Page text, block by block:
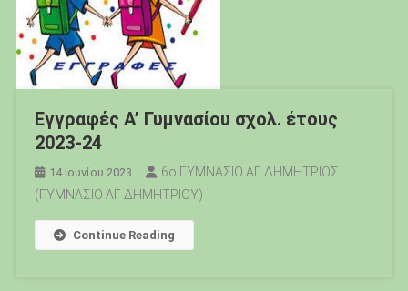
Εγγραφές Α’ Γυμνασίου σχολ. έτους
2023-24
14 Ιουνίου 2023
6ο ΓΥΜΝΑΣΙΟ ΑΓ ΔΗΜΗΤΡΙΟΣ
(ΓΥΜΝΑΣΙΟ ΑΓ ΔΗΜΗΤΡΙΟΥ)
Continue Reading